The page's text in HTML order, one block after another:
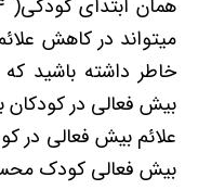
میتواند در کاهش
خاطر داشته باشید که
بیش فعالی در کودکان
علائم بیش فعالی در
بیش فعالی کودک